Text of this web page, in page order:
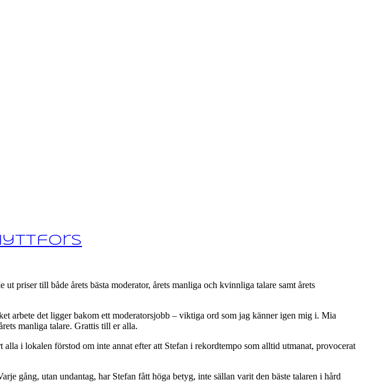
priser till både årets bästa moderator, årets manliga och kvinnliga talare samt årets
arbete det ligger bakom ett moderatorsjobb – viktiga ord som jag känner igen mig i. Mia
manliga talare. Grattis till er alla.
i lokalen förstod om inte annat efter att Stefan i rekordtempo som alltid utmanat, provocerat
gång, utan undantag, har Stefan fått höga betyg, inte sällan varit den bäste talaren i hård